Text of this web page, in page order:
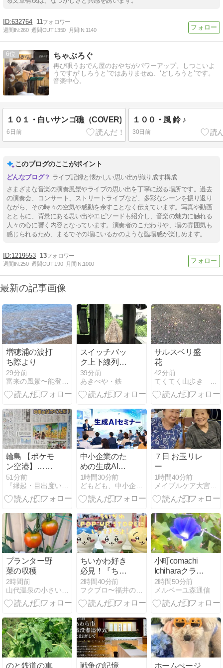
632764 11
週間IN:260 週間OUT:1350 月間IN:1140
6 ちゃぶろぐ
再び唄うおでん屋のおやぢがパワーアップ。しつこいよ
うですが‘しろうと’ではありませぬ、‘どしろうと’です。
音楽中心。
１０１・白いサンゴ礁（COVER)
6日前
１００・風 鈴 ♪
30日前
このブログのここがポイント
ライブ記録と懐かしい思い出が織り成す構成
さまざまな音楽の演奏風景やライブの思い出を丁寧に綴る場所です。過去
の演奏会、コンサート、ストリートライブなど、多彩なシーンを振り返り
ながら、その時々の空気や感動を余すことなく伝えています。写真や動画
とともに、背景にある思い出やエピソードも紹介し、音楽の魅力に触れる
人々の心に響く内容となっています。演奏者のこだわりや、場の雰囲気も
感じられるため、まるでその場にいるかのような臨場感が楽しめます。
1219553 13
週間IN:250 週間OUT:190 月間IN:1000
最新の記事画像
増穂浦の波打
ち際より
29分前
スイッチバッ
ク上下線列車
並走（二本木
駅）
39分前
あきべや・鉄
サルスベリ盛
花
42分前
輪島 【ポケモ
ン空港】…
「復興支援」
効果絶大！
51分前
中小企業のた
めの生成AI活
用セミナーで
講師を務めま
す（石川県中
央会にて）
1時間30分前
７日 お玉リレ
ー
1時間40分前
プランター野
菜の収穫
2時間前
山代温泉の小さい宿「紅柿荘」女将の一言
ちいかわ好き
必見！『ちい
かわPOP UP
STORE』に行
ってきたよ！
2時間40分前
フクブロ〜福井のワクワク発見サイト〜
小町comachi
Ichiharaクラウ
ンパント型オ
ールチタン～
日本が世界シ
る"素材"～
2時間50分前
メルベーユ森通信
のと鉄道の車
戦争の記憶
ホームぺージ